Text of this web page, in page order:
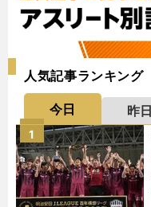
人気記事ランキング
今日 昨日
1